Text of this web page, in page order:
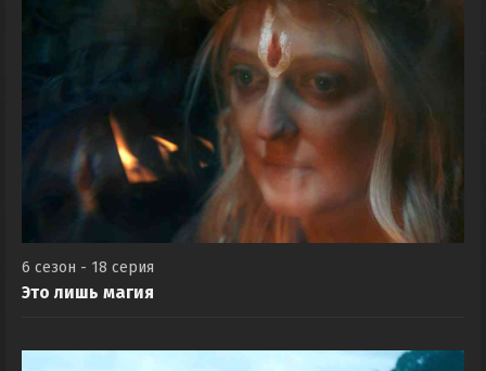
6 сезон - 18 серия
Это лишь магия